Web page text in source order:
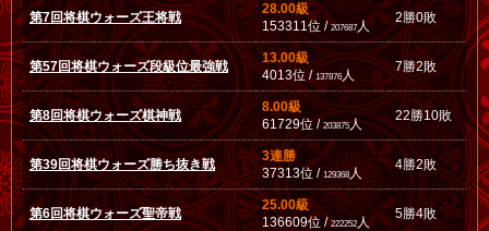
第7回将棋ウォーズ王将戦
28.00級
153311位 /207687 人
2勝0敗
第57回将棋ウォーズ段級位最強戦
13.00級
4013位 /137876人
7勝2敗
第8回将棋ウォーズ棋神戦
8.00級
61729位 /203875人
22勝10敗
第39回将棋ウォーズ勝ち抜き戦
3連勝
37313位 /129368人
4勝2敗
第6回将棋ウォーズ聖帝戦
25.00級
136609位 / 222252 人
5勝4敗